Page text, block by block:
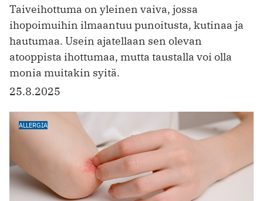
Taiveihottuma on yleinen vaiva, jossa
ihopoimuihin ilmaantuu punoitusta, kutinaa ja
hautumaa. Usein ajatellaan sen olevan
atooppista ihottumaa, mutta taustalla voi olla
monia muitakin syitä.
25.8.2025
ALLERGIA